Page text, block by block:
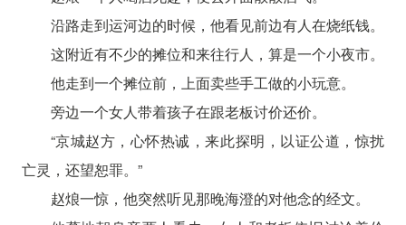
沿路走到运河边的时候，他看见前边有人在烧纸钱。
这附近有不少的摊位和来往行人，算是一个小夜市。
他走到一个摊位前，上面卖些手工做的小玩意。
旁边一个女人带着孩子在跟老板讨价还价。
“京城赵方，心怀热诚，来此探明，以证公道，惊扰
亡灵，还望恕罪。”
赵烺一惊，他突然听见那晚海澄的对他念的经文。